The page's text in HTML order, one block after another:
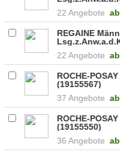
22 Angebote ab
REGAINE
22 Angebote ab
ROCHE-
(19155567)
37 Angebote ab
ROCHE-
(19155550)
36 Angebote ab